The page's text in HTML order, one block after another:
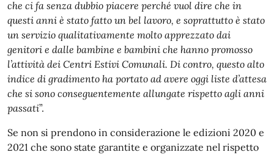
che ci fa senza dubbio piacere perché vuol dire che in
questi anni è stato fatto un bel lavoro, e soprattutto è stato
un servizio qualitativamente molto apprezzato dai
genitori e dalle bambine e bambini che hanno promosso
l’attività dei Centri Estivi Comunali. Di contro, questo alto
indice di gradimento ha portato ad avere oggi liste d’attesa
che si sono conseguentemente allungate rispetto agli anni
passati”.
Se non si prendono in considerazione le edizioni 2020 e
2021 che sono state garantite e organizzate nel rispetto